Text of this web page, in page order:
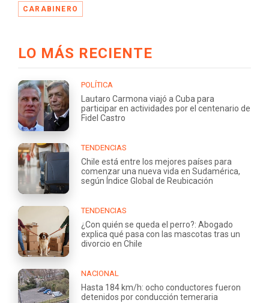
CARABINERO
LO MÁS RECIENTE
POLÍTICA
Lautaro Carmona viajó a Cuba para
participar en actividades por el centenario de
Fidel Castro
TENDENCIAS
Chile está entre los mejores países para
comenzar una nueva vida en Sudamérica,
según Índice Global de Reubicación
TENDENCIAS
¿Con quién se queda el perro?: Abogado
explica qué pasa con las mascotas tras un
divorcio en Chile
NACIONAL
Hasta 184 km/h: ocho conductores fueron
detenidos por conducción temeraria